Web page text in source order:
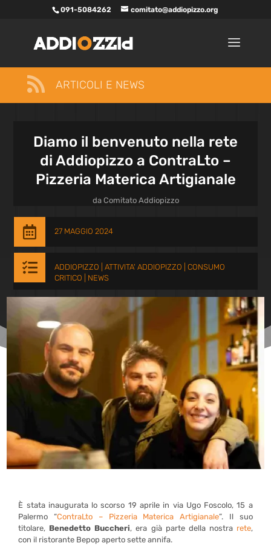
091-5084262 comitato@addiopizzo.org
 ARTICOLI E NEWS
Diamo il benvenuto nella rete
di Addiopizzo a ContraLto –
Pizzeria Materica Artigianale
da Comitato Addiopizzo
 27 MAGGIO 2024
 ADDIOPIZZO ATTIVITA' ADDIOPIZZO
CONSUMO
CRITICO
NEWS
È stata inaugurata lo scorso 19 aprile in via Ugo Foscolo, 15 a
Palermo “ContraLto – Pizzeria Materica Artigianale”. Il suo
titolare, Benedetto Buccheri, era già parte della nostra rete,
con il ristorante Bepop aperto sette annifa.